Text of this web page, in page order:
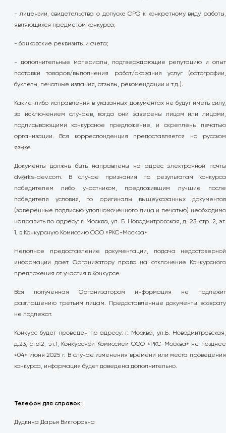
- лицензии, свидетельства о допуске СРО к конкретному виду работы,
являющихся предметом конкурса;
- банковские реквизиты и счета;
- дополнительные материалы, подтверждающие репутацию и опыт
поставки товаров/выполнения работ/оказания услуг (фотографии,
буклеты, печатные издания, отзывы, рекомендации и т.д.).
Какие-либо исправления в указанных документах не будут иметь силу,
за исключением случаев, когда они заверены лицом или лицами,
подписывающими конкурсное предложение, и скреплены печатью
организации. Вся корреспонденция предоставляется на русском
языке.
Документы должны быть направлены на адрес электронной почты
dv@rks-dev.com. В случае признания по результатам конкурса
победителем либо участником, предложившим лучшие после
победителя условия, то оригиналы вышеуказанных документов
(заверенные подписью уполномоченного лица и печатью) необходимо
направить по адресу: г. Москва, ул. Б. Новодмитровская, д. 23, стр. 2, эт.
1, в Конкурсную Комиссию ООО «РКС-Москва».
Неполное предоставление документации, подача недостоверной
информации дает Организатору право на отклонение Конкурсного
предложения от участия в Конкурсе.
Вся полученная Организатором информация не подлежит
разглашению третьим лицам. Предоставленные документы возврату
не подлежат.
Конкурс будет проведен по адресу: г. Москва, ул.Б. Новодмитровская,
д.23, стр.2, эт.1, Конкурсной Комиссией ООО «РКС-Москва» не позднее
«04» июня 2025 г. В случае изменения времени или места проведения
конкурса, информация будет доведена дополнительно.
Телефон для справок:
Дудкина Дарья Викторовна